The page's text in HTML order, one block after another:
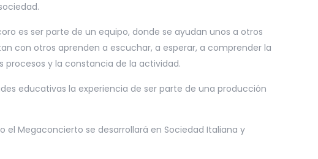
es ser parte de un equipo, donde se ayudan unos a otros
con otros aprenden a escuchar, a esperar, a comprender la
y la constancia de la actividad.
educativas la experiencia de ser parte de una producción
Megaconcierto se desarrollará en Sociedad Italiana y